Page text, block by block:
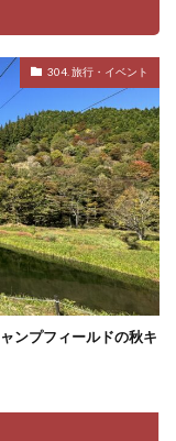
304. 旅行・イベント
ンプフィールドの秋キ